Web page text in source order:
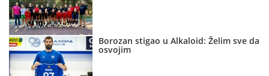
Borozan stigao u Alkaloid: Želim sve da
osvojim